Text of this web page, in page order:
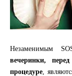
Незаменимым
вечеринки,
процедуре ,